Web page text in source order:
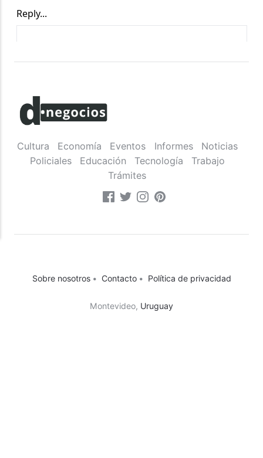
Cultura Economía Eventos Informes
Noticias
Policiales
Educación Tecnología
Trabajo
Trámites
Sobre nosotros • Contacto • Política de privacidad
Montevideo, Uruguay